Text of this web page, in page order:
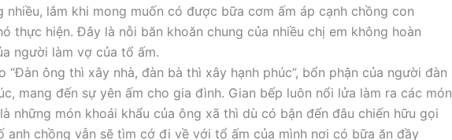
nhiều, lắm khi mong muốn có được bữa cơm ấm áp cạnh chồng con
thực hiện. Đây là nỗi băn khoăn chung của nhiều chị em không hoàn
người làm vợ của tổ ấm.
“Đàn ông thì xây nhà, đàn bà thì xây hạnh phúc”, bổn phận của người đàn
mang đến sự yên ấm cho gia đình. Gian bếp luôn nổi lửa làm ra các món
những món khoái khẩu của ông xã thì dù có bận đến đâu chiến hữu gọi
anh chồng vẫn sẽ tìm cớ đi về với tổ ấm của mình nơi có bữa ăn đầy